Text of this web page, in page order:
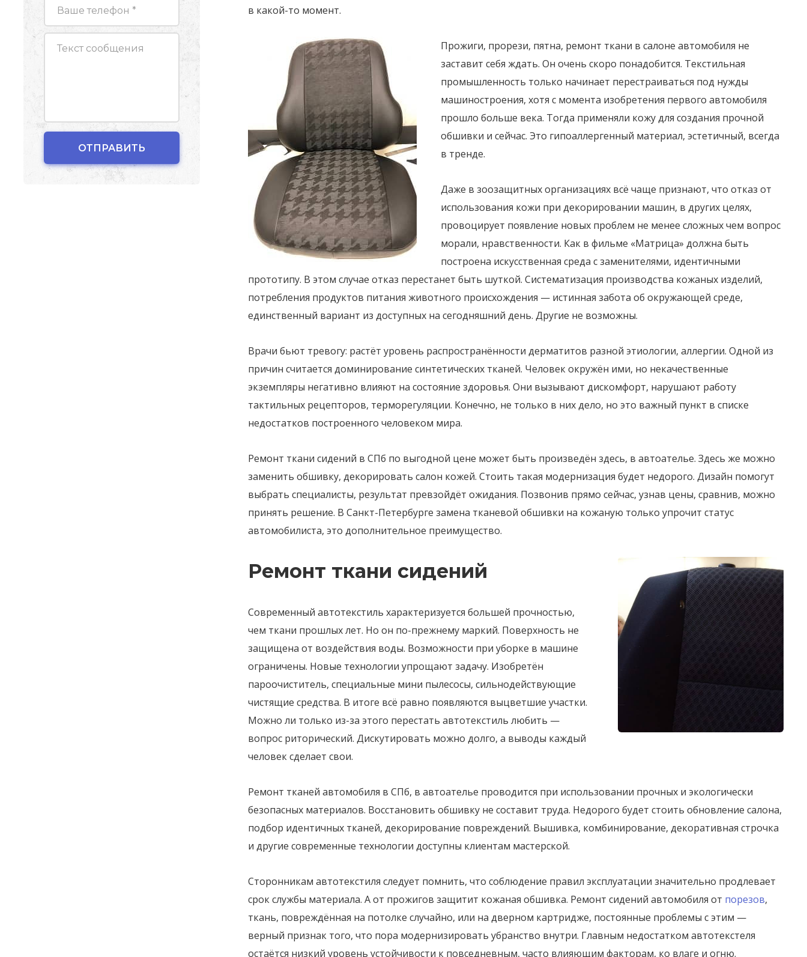
в какой-то момент.
Прожиги, прорези, пятна, ремонт ткани в салоне автомобиля не
заставит себя ждать. Он очень скоро понадобится. Текстильная
промышленность только начинает перестраиваться под нужды
машиностроения, хотя с момента изобретения первого автомобиля
прошло больше века. Тогда применяли кожу для создания прочной
обшивки и сейчас. Это гипоаллергенный материал, эстетичный, всегда
в тренде.
Даже в зоозащитных организациях всё чаще признают, что отказ от
использования кожи при декорировании машин, в других целях,
провоцирует появление новых проблем не менее сложных чем вопрос
морали, нравственности. Как в фильме «Матрица» должна быть
построена искусственная среда с заменителями, идентичными
прототипу. В этом случае отказ перестанет быть шуткой. Систематизация производства кожаных изделий,
потребления продуктов питания животного происхождения — истинная забота об окружающей среде,
единственный вариант из доступных на сегодняшний день. Другие не возможны.
Врачи бьют тревогу: растёт уровень распространённости дерматитов разной этиологии, аллергии. Одной из
причин считается доминирование синтетических тканей. Человек окружён ими, но некачественные
экземпляры негативно влияют на состояние здоровья. Они вызывают дискомфорт, нарушают работу
тактильных рецепторов, терморегуляции. Конечно, не только в них дело, но это важный пункт в списке
недостатков построенного человеком мира.
Ремонт ткани сидений в СПб по выгодной цене может быть произведён здесь, в автоателье. Здесь же можно
заменить обшивку, декорировать салон кожей. Стоить такая модернизация будет недорого. Дизайн помогут
выбрать специалисты, результат превзойдёт ожидания. Позвонив прямо сейчас, узнав цены, сравнив, можно
принять решение. В Санкт-Петербурге замена тканевой обшивки на кожаную только упрочит статус
автомобилиста, это дополнительное преимущество.
Ремонт ткани сидений
Современный автотекстиль характеризуется большей прочностью,
чем ткани прошлых лет. Но он по-прежнему маркий. Поверхность не
защищена от воздействия воды. Возможности при уборке в машине
ограничены. Новые технологии упрощают задачу. Изобретён
пароочиститель, специальные мини пылесосы, сильнодействующие
чистящие средства. В итоге всё равно появляются выцветшие участки.
Можно ли только из-за этого перестать автотекстиль любить —
вопрос риторический. Дискутировать можно долго, а выводы каждый
человек сделает свои.
Ремонт тканей автомобиля в СПб, в автоателье проводится при использовании прочных и экологически
безопасных материалов. Восстановить обшивку не составит труда. Недорого будет стоить обновление салона,
подбор идентичных тканей, декорирование повреждений. Вышивка, комбинирование, декоративная строчка
и другие современные технологии доступны клиентам мастерской.
Сторонникам автотекстиля следует помнить, что соблюдение правил эксплуатации значительно продлевает
срок службы материала. А от прожигов защитит кожаная обшивка. Ремонт сидений автомобиля от порезов,
ткань, повреждённая на потолке случайно, или на дверном картридже, постоянные проблемы с этим —
верный признак того, что пора модернизировать убранство внутри. Главным недостатком автотекстеля
остаётся низкий уровень устойчивости к повседневным, часто влияющим факторам, ко влаге и огню.